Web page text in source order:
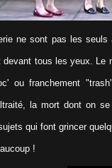
ne sont pas les
tous les yeux. Le
ou franchement
la mort dont on
qui font grincer
!